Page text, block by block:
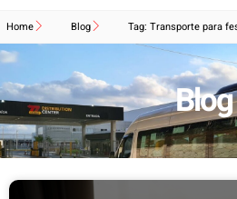
Home Blog Tag: Transporte para
Blog